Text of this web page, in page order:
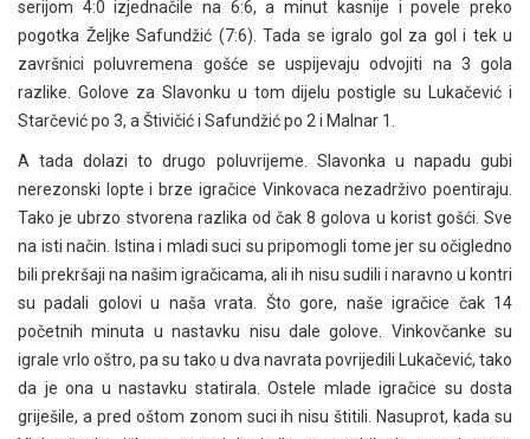
serijom 4:0 izjednačile na 6:6, a minut kasnije i povele preko
pogotka Željke Safundžić (7:6). Tada se igralo gol za gol i tek u
završnici poluvremena gošće se uspijevaju odvojiti na 3 gola
razlike. Golove za Slavonku u tom dijelu postigle su Lukačević i
Starčević po 3, a Štivičić i Safundžić po 2 i Malnar 1.
A tada dolazi to drugo poluvrijeme. Slavonka u napadu gubi
nerezonski lopte i brze igračice Vinkovaca nezadrživo poentiraju.
Tako je ubrzo stvorena razlika od čak 8 golova u korist gošći. Sve
na isti način. Istina i mladi suci su pripomogli tome jer su očigledno
bili prekršaji na našim igračicama, ali ih nisu sudili i naravno u kontri
su padali golovi u naša vrata. Što gore, naše igračice čak 14
početnih minuta u nastavku nisu dale golove. Vinkovčanke su
igrale vrlo oštro, pa su tako u dva navrata povrijedili Lukačević, tako
da je ona u nastavku statirala. Ostele mlade igračice su dosta
griješile, a pred oštom zonom suci ih nisu štitili. Nasuprot, kada su